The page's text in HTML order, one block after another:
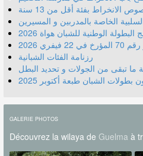
الانخراط بفئة أقل من 13 سنة
الخاصة بالمدربين و المسيرين
فيفري 2026
رزنامة الفئات الشبانية
ما تبقى من الجولات و تحديد البطل
بطولات الشبان طبعة أكتوبر 2025
GALERIE PHOTOS
Découvrez la wilaya de Guelmaà